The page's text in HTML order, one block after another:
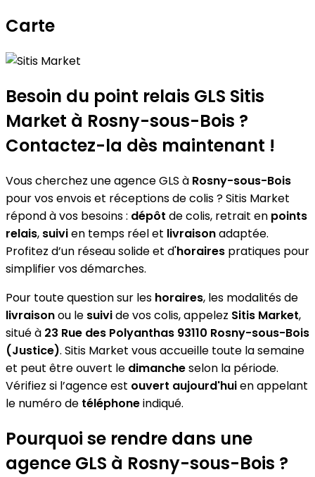
Carte
+
−
Besoin du point relais GLS Sitis
Market à Rosny-sous-Bois ?
Contactez-la dès maintenant !
Vous cherchez une agence GLS à Rosny-sous-Bois
pour vos envois et réceptions de colis ? Sitis Market
répond à vos besoins : dépôt de colis, retrait en points
relais, suivien temps réel et livraisonadaptée.
Profitez d’un réseau solide et d'horaires pratiques pour
simplifier vos démarches.
Pour toute question sur les horaires, les modalités de
livraisonou le suivide vos colis, appelez Sitis Market,
situé à 23 Rue des Polyanthas 93110 Rosny-sous-Bois
(Justice). Sitis Market vous accueille toute la semaine
et peut être ouvert le dimancheselon la période.
Vérifiez si l’agence est ouvert aujourd'huien appelant
le numéro de téléphoneindiqué.
Pourquoi se rendre dans une
agence GLS à Rosny-sous-Bois ?